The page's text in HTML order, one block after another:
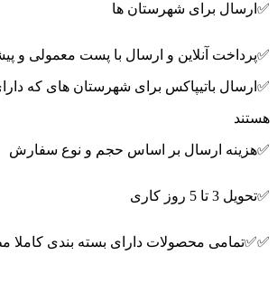
✅ارسال برای شهرستان ها
✅پرداخت آنلاین و ارسال با پست معمولی و
✅ارسال باتیپاکس برای شهرستان های که
هستند
✅هزینه ارسال بر اساس حجم و نوع سفارش
✅تحویل 3 تا 5 روز کاری
✅✅تمامی محصولات دارای بسته بندی کاملا